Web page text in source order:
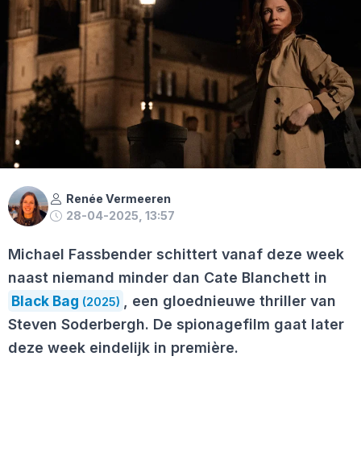
Renée Vermeeren
28-04-2025, 13:57
Michael Fassbender schittert vanaf deze week
naast niemand minder dan Cate Blanchett in
Black Bag (2025) , een gloednieuwe thriller van
Steven Soderbergh. De spionagefilm gaat later
deze week eindelijk in première.